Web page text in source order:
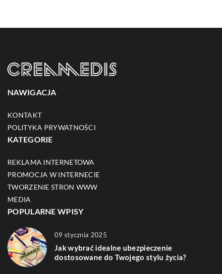
NAWIGACJA
KONTAKT
POLITYKA PRYWATNOŚCI
KATEGORIE
REKLAMA INTERNETOWA
PROMOCJA W INTERNECIE
TWORZENIE STRON WWW
MEDIA
POPULARNE WPISY
09 stycznia 2025
Jak wybrać idealne ubezpieczenie
dostosowane do Twojego stylu życia?